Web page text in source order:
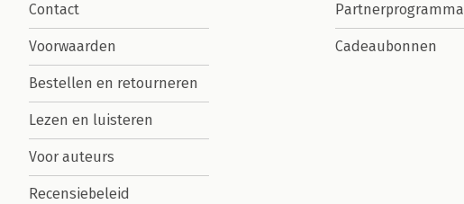
Contact
Voorwaarden
Bestellen en retourneren
Lezen en luisteren
Voor auteurs
Recensiebeleid
Partnerprogramma
Cadeaubonnen